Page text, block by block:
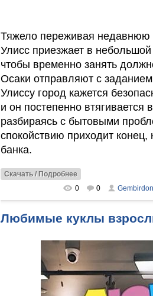
Тяжело переживая недавнюю
Улисс приезжает в
чтобы временно занять
Осаки отправляют с
Улиссу город кажется
и он постепенно
разбираясь с бытовыми
спокойствию приходит конец,
банка.
Скачать / Подробнее
0
0 Gembirdon
Любимые куклы